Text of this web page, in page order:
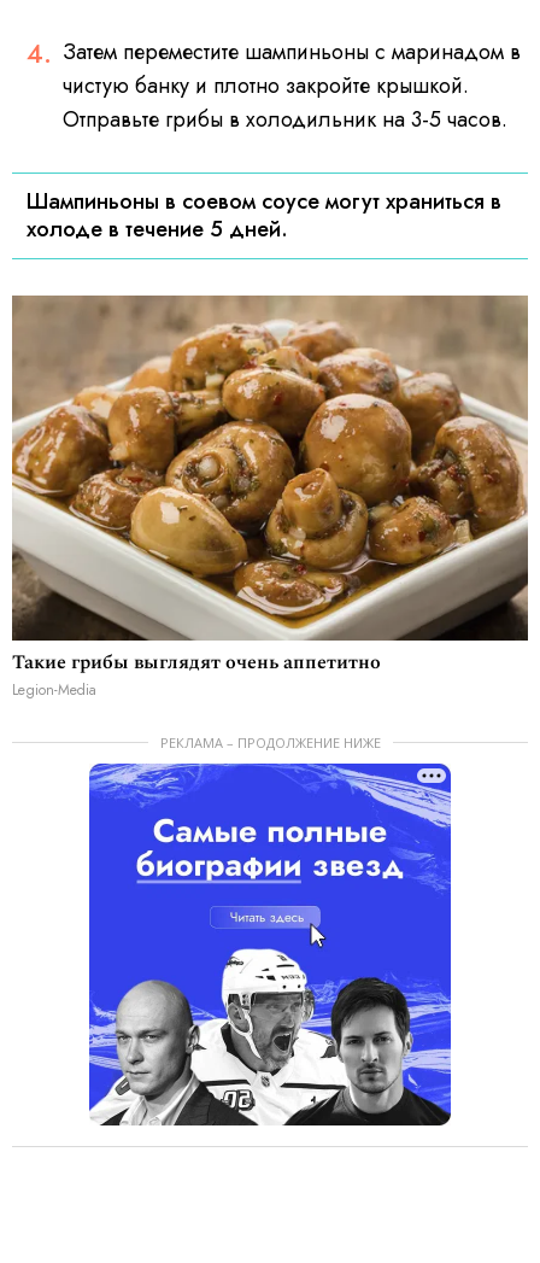
Затем переместите шампиньоны с маринадом в
чистую банку и плотно закройте крышкой.
Отправьте грибы в холодильник на 3-5 часов.
Шампиньоны в соевом соусе могут храниться в
холоде в течение 5 дней.
Такие грибы выглядят очень аппетитно
Legion-Media
РЕКЛАМА – ПРОДОЛЖЕНИЕ НИЖЕ